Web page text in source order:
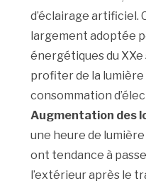
d’éclairage artificiel.
largement adoptée
énergétiques du XXe
profiter de la
consommation
Augmentation des
une heure de
ont tendance à
l’extérieur après le